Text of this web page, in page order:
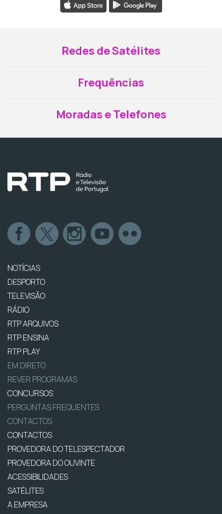
Redes de Satélites
Frequências
Moradas e Telefones
NOTÍCIAS
DESPORTO
TELEVISÃO
RÁDIO
RTP ARQUIVOS
RTP ENSINA
RTP PLAY
EM DIRETO
REVER PROGRAMAS
CONCURSOS
PERGUNTAS FREQUENTES
CONTACTOS
CONTACTOS
PROVEDORA DO TELESPECTADOR
PROVEDORA DO OUVINTE
ACESSIBILIDADES
SATÉLITES
A EMPRESA